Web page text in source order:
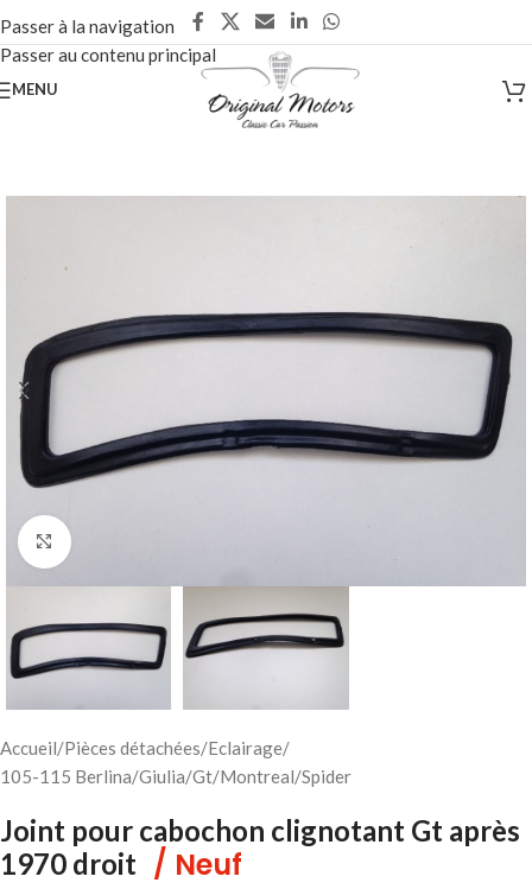
Passer à la navigation
Passer au contenu principal
MENU
Cliquez pour agrandir
Accueil/Pièces détachées/Eclairage/
105-115 Berlina/Giulia/Gt/Montreal/Spider
Joint pour cabochon clignotant Gt après
1970 droit / Neuf